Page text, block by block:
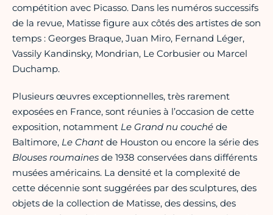
compétition avec Picasso. Dans les numéros successifs
de la revue, Matisse figure aux côtés des artistes de son
temps : Georges Braque, Juan Miro, Fernand Léger,
Vassily Kandinsky, Mondrian, Le Corbusier ou Marcel
Duchamp.
Plusieurs œuvres exceptionnelles, très rarement
exposées en France, sont réunies à l’occasion de cette
exposition, notamment Le Grand nu couché de
Baltimore, Le Chant de Houston ou encore la série des
Blouses roumaines de 1938 conservées dans différents
musées américains. La densité et la complexité de
cette décennie sont suggérées par des sculptures, des
objets de la collection de Matisse, des dessins, des